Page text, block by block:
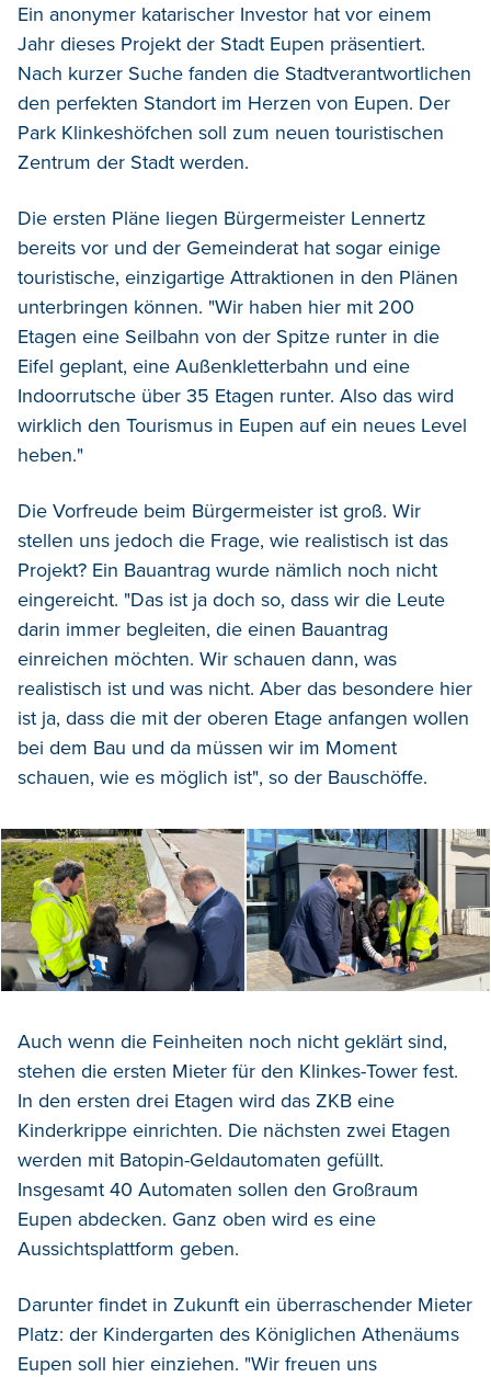
Ein anonymer katarischer Investor hat vor einem
Jahr dieses Projekt der Stadt Eupen präsentiert.
Nach kurzer Suche fanden die Stadtverantwortlichen
den perfekten Standort im Herzen von Eupen. Der
Park Klinkeshöfchen soll zum neuen touristischen
Zentrum der Stadt werden.
Die ersten Pläne liegen Bürgermeister Lennertz
bereits vor und der Gemeinderat hat sogar einige
touristische, einzigartige Attraktionen in den Plänen
unterbringen können. "Wir haben hier mit 200
Etagen eine Seilbahn von der Spitze runter in die
Eifel geplant, eine Außenkletterbahn und eine
Indoorrutsche über 35 Etagen runter. Also das wird
wirklich den Tourismus in Eupen auf ein neues Level
heben."
Die Vorfreude beim Bürgermeister ist groß. Wir
stellen uns jedoch die Frage, wie realistisch ist das
Projekt? Ein Bauantrag wurde nämlich noch nicht
eingereicht. "Das ist ja doch so, dass wir die Leute
darin immer begleiten, die einen Bauantrag
einreichen möchten. Wir schauen dann, was
realistisch ist und was nicht. Aber das besondere hier
ist ja, dass die mit der oberen Etage anfangen wollen
bei dem Bau und da müssen wir im Moment
schauen, wie es möglich ist", so der Bauschöffe.
Auch wenn die Feinheiten noch nicht geklärt sind,
stehen die ersten Mieter für den Klinkes-Tower fest.
In den ersten drei Etagen wird das ZKB eine
Kinderkrippe einrichten. Die nächsten zwei Etagen
werden mit Batopin-Geldautomaten gefüllt.
Insgesamt 40 Automaten sollen den Großraum
Eupen abdecken. Ganz oben wird es eine
Aussichtsplattform geben.
Darunter findet in Zukunft ein überraschender Mieter
Platz: der Kindergarten des Königlichen Athenäums
Eupen soll hier einziehen. "Wir freuen uns